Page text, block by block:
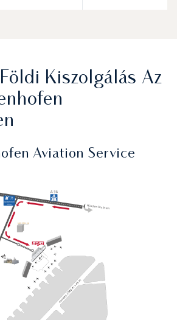
Kiszolgálás Az
Aviation Service